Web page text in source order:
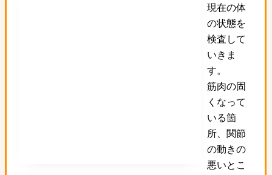
現在の体
の状態を
検査して
いきま
す。
筋肉の固
くなって
いる箇
所、関節
の動きの
悪いとこ